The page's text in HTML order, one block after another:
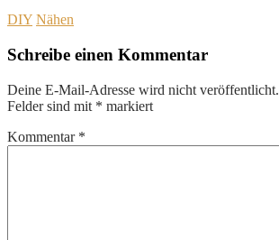
DIY Nähen
Schreibe einen Kommentar
Deine E-Mail-Adresse wird nicht veröffentlicht.
Felder sind mit * markiert
Kommentar *